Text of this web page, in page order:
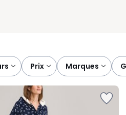
prix marques